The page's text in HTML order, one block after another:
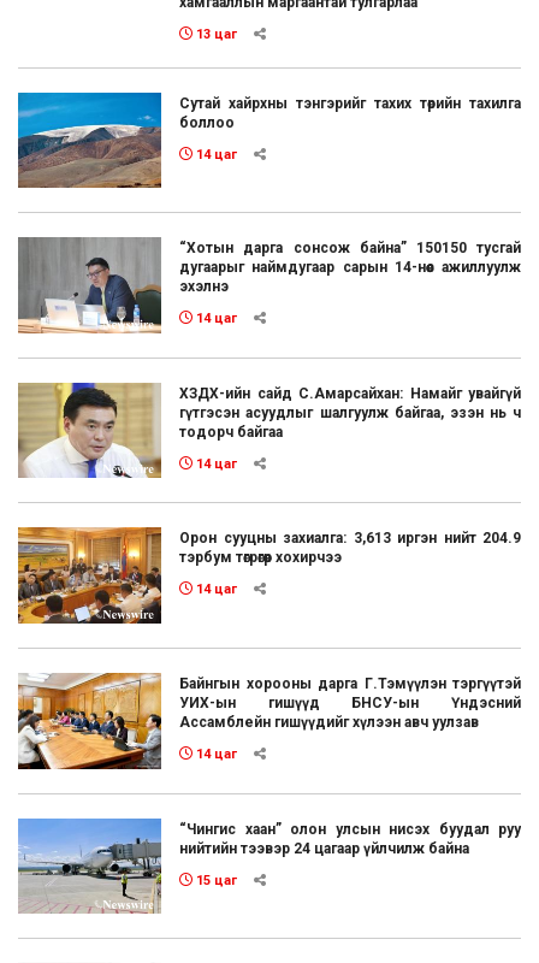
13 цаг
Сутай хайрхны тэнгэрийг тахих төрийн тахилга
боллоо
14 цаг
“Хотын дарга сонсож байна” 150150 тусгай
дугаарыг наймдугаар сарын 14-нөөс ажиллуулж
эхэлнэ
14 цаг
ХЗДХ-ийн сайд С.Амарсайхан: Намайг увайгүй
гүтгэсэн асуудлыг шалгуулж байгаа, эзэн нь ч
тодорч байгаа
14 цаг
Орон сууцны захиалга: 3,613 иргэн нийт 204.9
тэрбум төгрөгөөр хохирчээ
14 цаг
Байнгын хорооны дарга Г.Тэмүүлэн тэргүүтэй
УИХ-ын гишүүд БНСУ-ын Үндэсний
Ассамблейн гишүүдийг хүлээн авч уулзав
14 цаг
“Чингис хаан” олон улсын нисэх буудал руу
нийтийн тээвэр 24 цагаар үйлчилж байна
15 цаг